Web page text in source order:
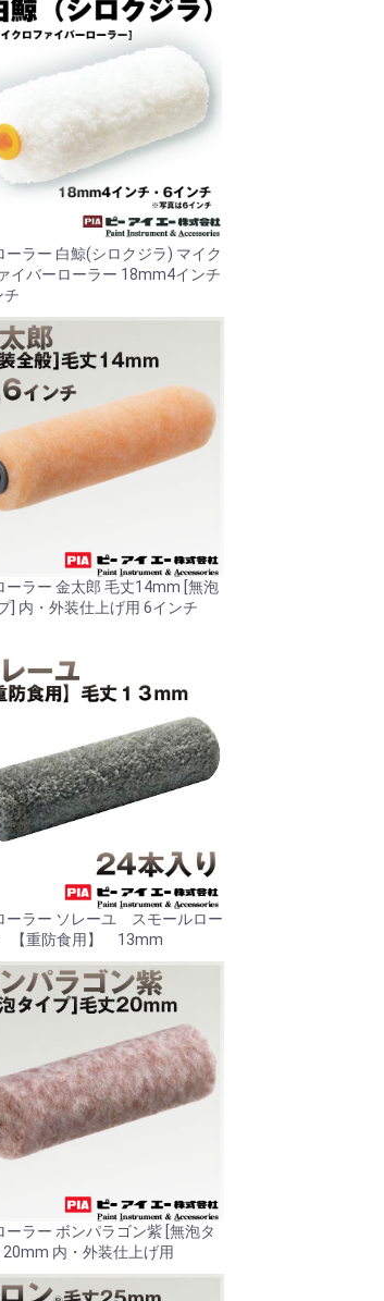
ーラー 白鯨(シロクジラ) マイク
イバーローラー 18mm4インチ
チ
ーラー 金太郎 毛丈14mm [無泡
] 内・外装仕上げ用 6インチ
ーラー ソレーユ スモールロー
【重防食用】 13mm
ーラー ボンパラゴン紫 [無泡タ
20mm 内・外装仕上げ用